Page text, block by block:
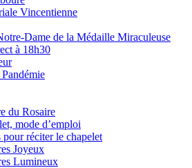
Vincentienne
Dame de la Médaille Miraculeuse
à 18h30
du Rosaire
mode d’emploi
pour réciter le chapelet
Joyeux
Lumineux